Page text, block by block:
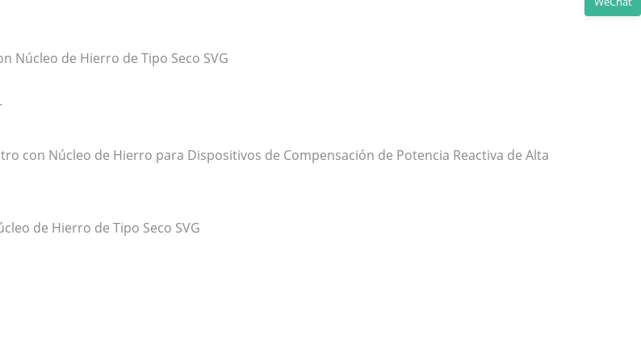
Núcleo de Hierro de Tipo Seco SVG
con Núcleo de Hierro para Dispositivos de Compensación de Potencia Reactiva de Alta
de Hierro de Tipo Seco SVG